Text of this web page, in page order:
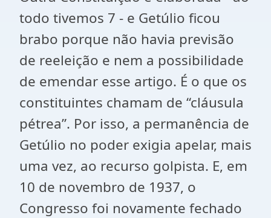
todo tivemos 7 - e Getúlio ficou
brabo porque não havia previsão
de reeleição e nem a possibilidade
de emendar esse artigo. É o que os
constituintes chamam de “cláusula
pétrea”. Por isso, a permanência de
Getúlio no poder exigia apelar, mais
uma vez, ao recurso golpista. E, em
10 de novembro de 1937, o
Congresso foi novamente fechado